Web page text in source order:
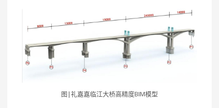
图|礼嘉嘉临江大桥高精度BIM模型